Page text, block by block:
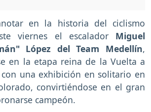
en la historia del ciclismo
viernes el escaladorMiguel
López del Team Medellín,
en la etapa reina de la Vuelta a
con una exhibición en solitario en
convirtiéndose en el gran
campeón.